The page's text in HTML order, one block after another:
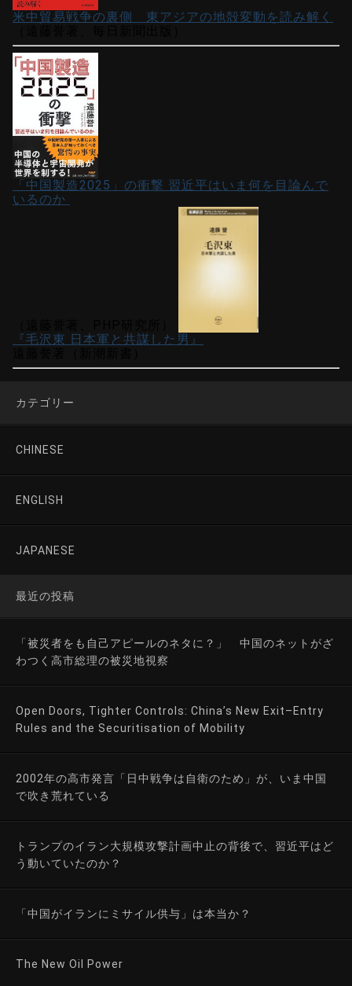
米中貿易戦争の裏側 東アジアの地殻変動を読み解く
「中国製造2025」の衝撃 習近平はいま何を目論んで
いるのか
『毛沢東 日本軍と共謀した男』
カテゴリー
CHINESE
ENGLISH
JAPANESE
最近の投稿
「被災者をも自己アピールのネタに？」 中国のネットがざ
わつく高市総理の被災地視察
Open Doors, Tighter Controls: China’s New Exit–Entry
Rules and the Securitisation of Mobility
2002年の高市発言「日中戦争は自衛のため」が、いま中国
で吹き荒れている
トランプのイラン大規模攻撃計画中止の背後で、習近平はど
う動いていたのか？
「中国がイランにミサイル供与」は本当か？
The New Oil Power